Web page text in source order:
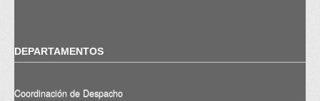
DEPARTAMENTOS
Coordinación de Despacho